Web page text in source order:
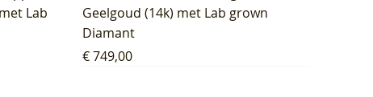
Lab
Geelgoud (14k) met Lab grown
Diamant
Prijs
€ 749,00